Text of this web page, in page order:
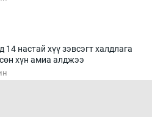
14 настай хүү зэвсэгт халдлага
хүн амиа алджээ